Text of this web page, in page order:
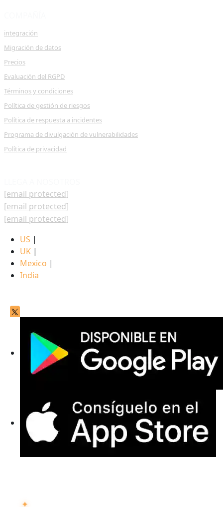
integración
Migración de datos
Precios
Evaluación del RGPD
Términos y condiciones
Política de gestión de riesgos
Política de respuesta a incidentes
Programa de divulgación de vulnerabilidades
Política de privacidad
[email protected]
[email protected]
[email protected]
US |
UK |
Mexico |
India